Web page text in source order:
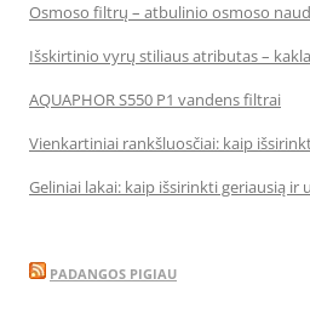
Osmoso filtrų – atbulinio osmoso
Išskirtinio vyrų stiliaus atributas –
AQUAPHOR S550 P1 vandens filtrai
Vienkartiniai rankšluosčiai: kaip
Geliniai lakai: kaip išsirinkti geriausią ir
PADANGOS PIGIAU